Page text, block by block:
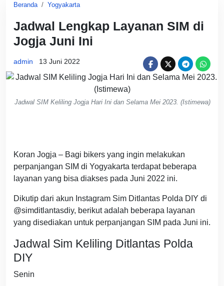
Beranda Yogyakarta
Jadwal Lengkap Layanan SIM di
Jogja Juni Ini
admin 13 Juni 2022
Jadwal SIM Keliling Jogja Hari Ini dan Selama Mei 2023. (Istimewa)
Koran Jogja – Bagi bikers yang ingin melakukan
perpanjangan SIM di Yogyakarta terdapat beberapa
layanan yang bisa diakses pada Juni 2022 ini.
Dikutip dari akun Instagram Sim Ditlantas Polda DIY di
@simditlantasdiy, berikut adalah beberapa layanan
yang disediakan untuk perpanjangan SIM pada Juni ini.
Jadwal Sim Keliling Ditlantas Polda
DIY
Senin